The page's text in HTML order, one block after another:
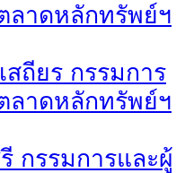
ลาดหลักทรัพย์ฯ
ถียร กรรมการ
ลาดหลักทรัพย์ฯ
กรรมการและผู้